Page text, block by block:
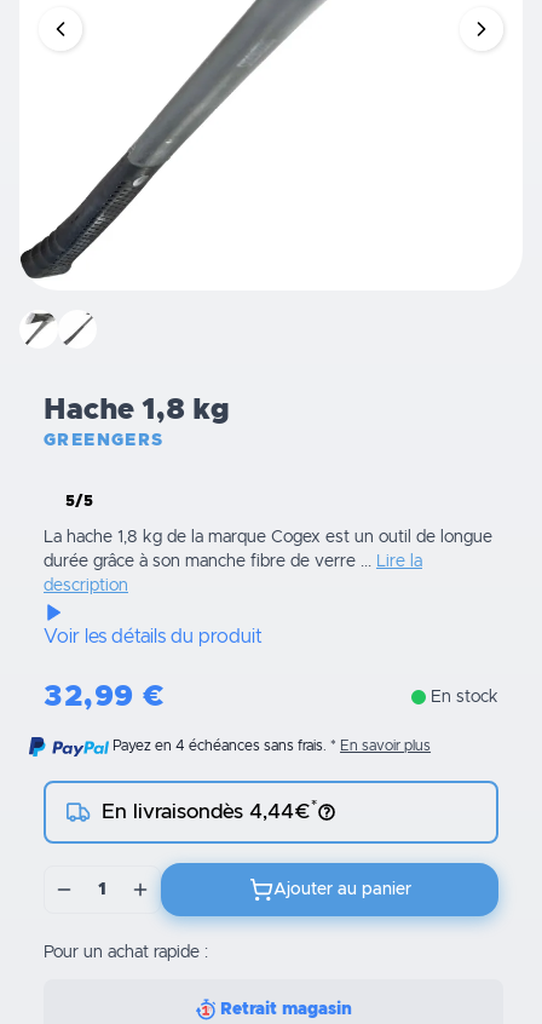
Hache 1,8 kg
GREENGERS
5/5
La hache 1,8 kg de la marque Cogex est un outil de longue
durée grâce à son manche fibre de verre ... Lire la
description
Voir les détails du produit
32,99 € En stock
Payez en 4 échéances sans frais. En savoir plus
En livraisondès 4,44€*
1 Ajouter au panier
Pour un achat rapide :
Retrait magasin